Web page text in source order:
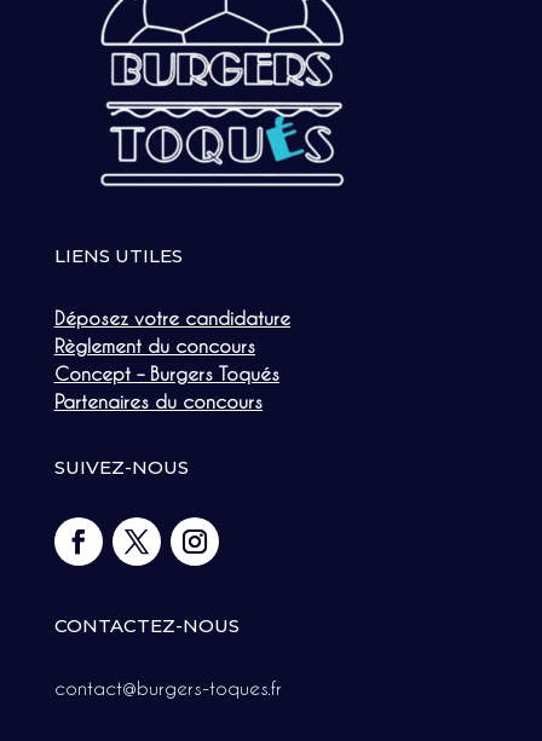
LIENS UTILES
Déposez votre candidature
Règlement du concours
Concept – Burgers Toqués
Partenaires du concours
SUIVEZ-NOUS
CONTACTEZ-NOUS
contact@burgers-toques.fr